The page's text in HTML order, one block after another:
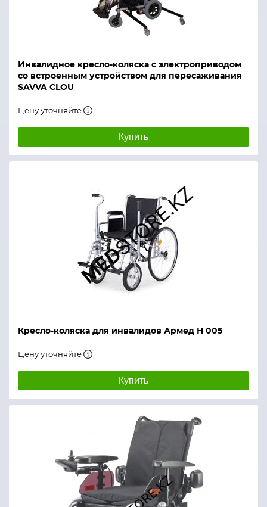
Инвалидное кресло-коляска с электроприводом
со встроенным устройством для пересаживания
SAVVA CLOU
Цену уточняйте
Купить
Кресло-коляска для инвалидов Армед Н 005
Цену уточняйте
Купить